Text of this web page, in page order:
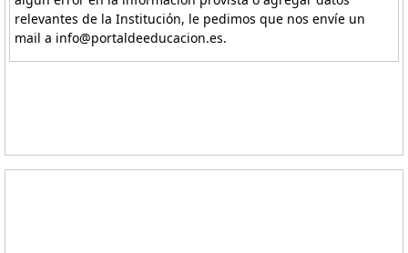
relevantes de la Institución, le pedimos que nos envíe un
mail a info@portaldeeducacion.es.